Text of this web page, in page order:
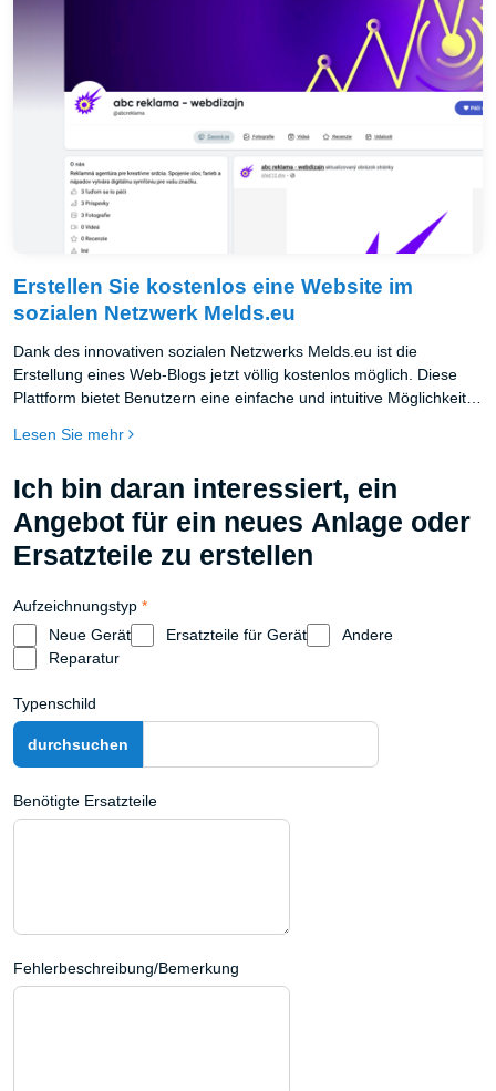
Erstellen Sie kostenlos eine Website im
sozialen Netzwerk Melds.eu
Dank des innovativen sozialen Netzwerks Melds.eu ist die
Erstellung eines Web-Blogs jetzt völlig kostenlos möglich. Diese
Plattform bietet Benutzern eine einfache und intuitive Möglichkeit,
Kenntnisse erforderlich sind oder hohe Hosting- und
Lesen Sie mehr
Ich bin daran interessiert, ein
Angebot für ein neues Anlage oder
Ersatzteile zu erstellen
Aufzeichnungstyp *
Neue Gerät
Ersatzteile für Gerät
Andere
Reparatur
Typenschild
Benötigte Ersatzteile
Fehlerbeschreibung/Bemerkung